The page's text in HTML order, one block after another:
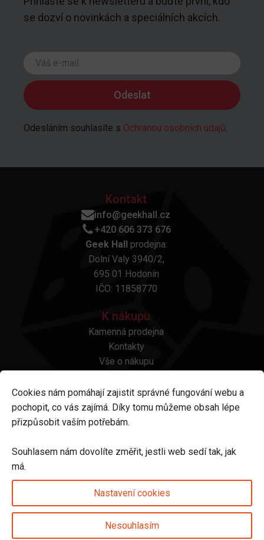
se dozví o novinkách a speciálních akcích.
Odesláním souhlasíte s Ochranou osobních údajů.
Kontakt
info@geekhall.cz
+420 606 373 676
Geek Hall prodejna:
Dolní Valy 3940/2,
695 01 Hodonín
IČO: 11858770
K nákupu
Kamenná prodejna
Kontakty
Vše o nákupu
Platba a doprava
Reklamace a vrácení
Obchodní podmínky
Odstoupení od smlouvy
Sledujte nás na
Cookies nám pomáhají zajistit správné fungování webu a
pochopit, co vás zajímá. Díky tomu můžeme obsah lépe
přizpůsobit vaším potřebám.
Souhlasem nám dovolíte změřit, jestli web sedí tak, jak
má.
Nastavení cookies
Nesouhlasím